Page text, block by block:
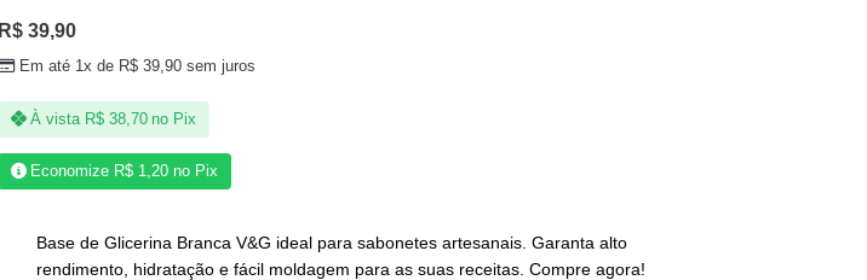
R$39,90
Em até 1x de R$ 39,90 sem juros
À vista R$38,70 no Pix
Economize R$ 1,20 no Pix
Base de Glicerina Branca V&G ideal para sabonetes artesanais. Garanta alto
rendimento, hidratação e fácil moldagem para as suas receitas. Compre agora!